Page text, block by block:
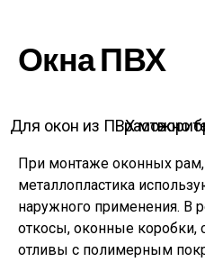
Окна ПВХ
Для окон из ПВХ можно брать специальный
При монтаже оконных
металлопластика
наружного применения. В
откосы, оконные коробки,
отливы с полимерным